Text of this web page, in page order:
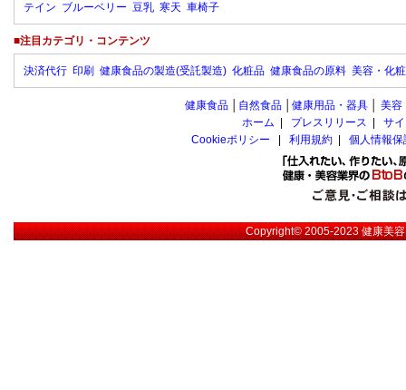
テイン ブルーベリー 豆乳 寒天 車椅子
■注目カテゴリ・コンテンツ
決済代行 印刷 健康食品の製造(受託製造) 化粧品 健康食品の原料 美容・化
健康食品 自然食品 健康用品・器具 美容
ホーム
プレスリリース
サ
Cookieポリシー
利用規約 個人情報
Copyright© 2005-2023健康美